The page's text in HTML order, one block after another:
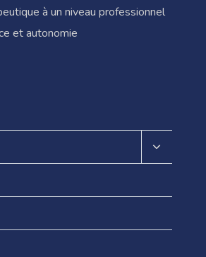
à un niveau professionnel
et autonomie
Ouvrir/
le
enfant